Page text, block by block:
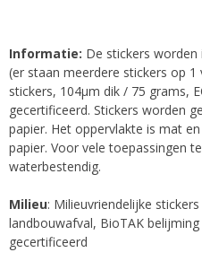
Informatie: De stickers worden
(er staan meerdere stickers op 1
stickers, 104µm dik / 75 grams,
gecertificeerd. Stickers worden
papier. Het oppervlakte is mat
papier. Voor vele toepassingen
waterbestendig.
Milieu: Milieuvriendelijke
landbouwafval, BioTAK
gecertificeerd